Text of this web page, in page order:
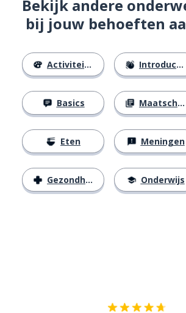
Bekijk andere
bij jouw behoeften
Activiteiten
Basics
Eten
Gezondheid
Introducties
Maatschappij
Meningen
Onderwijs